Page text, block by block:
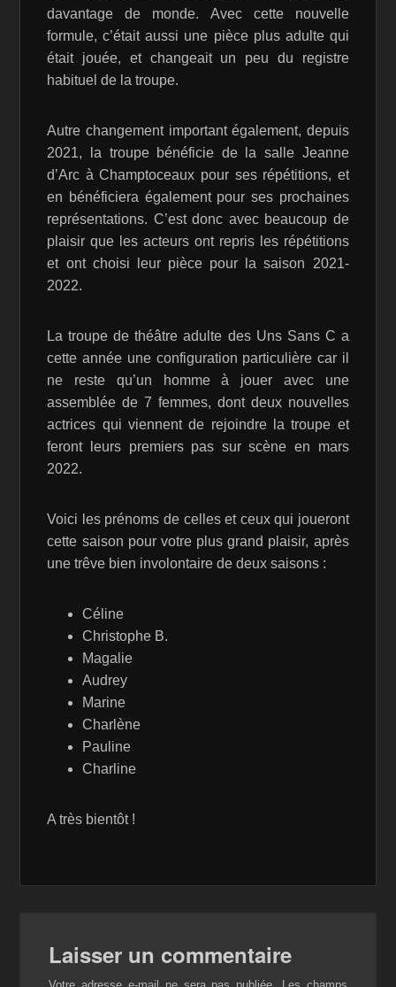
davantage de monde. Avec cette nouvelle
formule, c’était aussi une pièce plus adulte qui
était jouée, et changeait un peu du registre
habituel de la troupe.
Autre changement important également, depuis
2021, la troupe bénéficie de la salle Jeanne
d’Arc à Champtoceaux pour ses répétitions, et
en bénéficiera également pour ses prochaines
représentations. C’est donc avec beaucoup de
plaisir que les acteurs ont repris les répétitions
et ont choisi leur pièce pour la saison 2021-
2022.
La troupe de théâtre adulte des Uns Sans C a
cette année une configuration particulière car il
ne reste qu’un homme à jouer avec une
assemblée de 7 femmes, dont deux nouvelles
actrices qui viennent de rejoindre la troupe et
feront leurs premiers pas sur scène en mars
2022.
Voici les prénoms de celles et ceux qui joueront
cette saison pour votre plus grand plaisir, après
une trêve bien involontaire de deux saisons :
Céline
Christophe B.
Magalie
Audrey
Marine
Charlène
Pauline
Charline
A très bientôt !
Laisser un commentaire